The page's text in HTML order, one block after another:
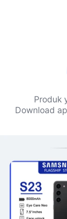
Produk
Download